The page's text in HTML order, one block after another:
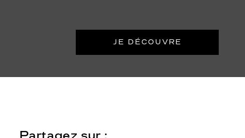
JE DÉCOUVRE